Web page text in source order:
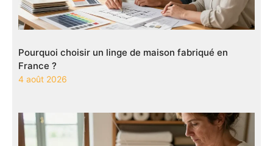
Pourquoi choisir un linge de maison fabriqué en
France ?
4 août 2026